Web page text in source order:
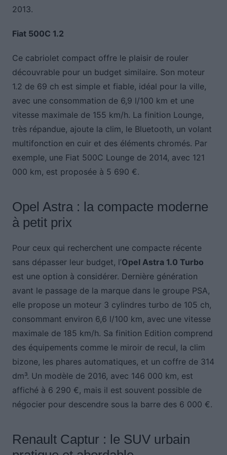
2013.
Fiat 500C 1.2
Ce cabriolet compact offre le plaisir de rouler
découvrable pour un budget similaire. Son moteur
1.2 de 69 ch est simple et fiable, idéal pour la ville,
avec une consommation de 6,9 l/100 km et une
vitesse maximale de 155 km/h. La finition Lounge,
très répandue, ajoute la clim, le Bluetooth, un volant
multifonction en cuir et des éléments chromés. Par
exemple, une Fiat 500C Lounge de 2014, avec 121
000 km, est proposée à 5 690 €.
Opel Astra : la compacte moderne
à petit prix
Pour ceux qui recherchent une compacte récente
sans dépasser leur budget, l’Opel Astra 1.0 Turbo
est une option à considérer. Dernière génération
avant le passage de la marque dans le groupe PSA,
elle propose un moteur 3 cylindres turbo de 105 ch,
consommant environ 6,6 l/100 km, avec une vitesse
maximale de 185 km/h. Sa finition Edition comprend
des équipements comme le miroir de recul, la clim
bizone, les phares automatiques, et un coffre de 314
dm³. Un modèle de 2016, avec 146 000 km, est
affiché à 6 290 €, mais il est souvent possible de
négocier pour descendre sous la barre des 6 000 €.
Renault Captur : le SUV urbain